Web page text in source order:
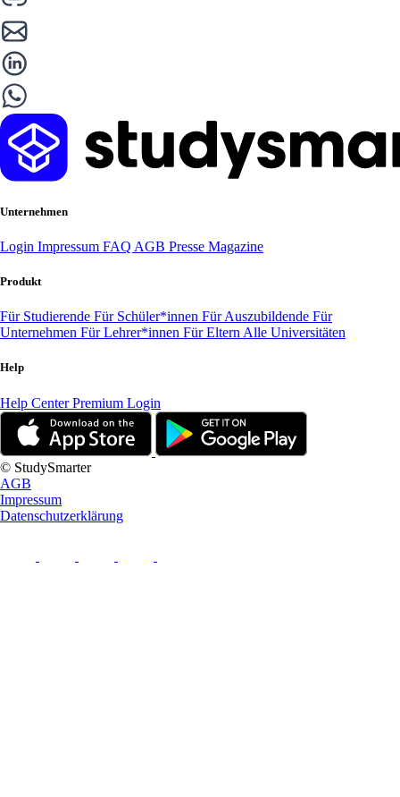
Unternehmen
Login Impressum FAQ AGB Presse Magazine
Produkt
Für Studierende Für Schüler*innen Für Auszubildende Für
Unternehmen Für Lehrer*innen Für Eltern Alle Universitäten
Help
Help CenterPremium Login
© StudySmarter
AGB
Impressum
Datenschutzerklärung